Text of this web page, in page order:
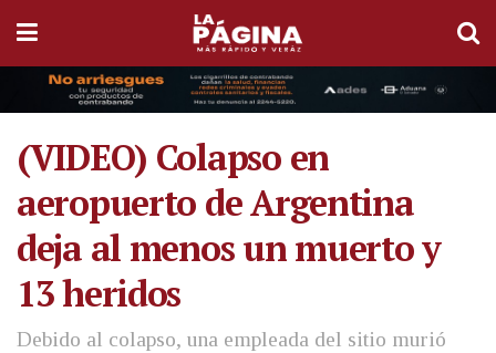
(VIDEO) Colapso en
aeropuerto de Argentina
deja al menos un muerto y
13 heridos
Debido al colapso, una empleada del sitio murió